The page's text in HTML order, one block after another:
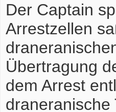
Der Captain
Arrestzellen
Übertragung
dem Arrest
draneranische